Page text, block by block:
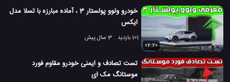
خودرو ولوو پولستار 3 ، آماده مبارزه با تسلا مدل
ایکس
101 بازدید
3 سال پیش
02:20
تست تصادف و ایمنی خودرو مقاوم فورد
موستانگ مک ای